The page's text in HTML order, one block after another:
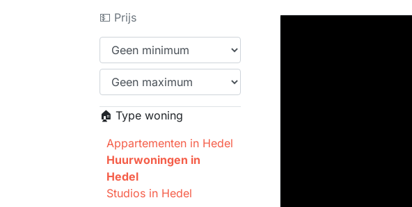
💵 Prijs
🏠 Type woning
Appartementen in Hedel
Huurwoningen in
Hedel
Studios in Hedel